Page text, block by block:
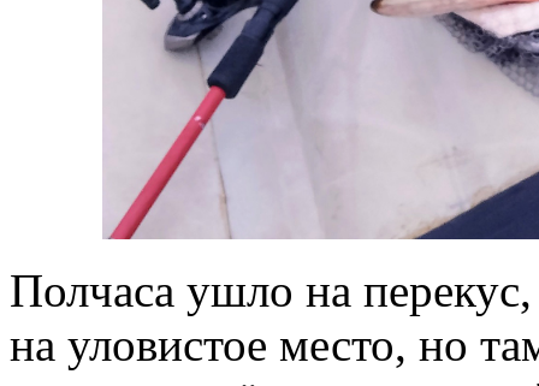
Полчаса ушло на
на уловистое место, но